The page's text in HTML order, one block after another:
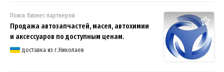
Поиск бизнес партнеров
Продажа автозапчастей, масел, автохимии
и аксессуаров по доступным ценам.
доставка из г.Николаев